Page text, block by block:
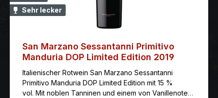
Sehr lecker
San Marzano Sessantanni Primitivo
Manduria DOP Limited Edition 2019
Italienischer Rotwein San Marzano Sessantanni
Primitivo Manduria DOP Limited Edition mit 15 %
vol. Mit noblen Tanninen und einem von Vanillenoten